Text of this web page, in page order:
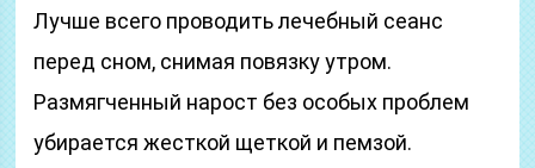
Лучше всего проводить лечебный сеанс
перед сном, снимая повязку утром.
Размягченный нарост без особых проблем
убирается жесткой щеткой и пемзой.